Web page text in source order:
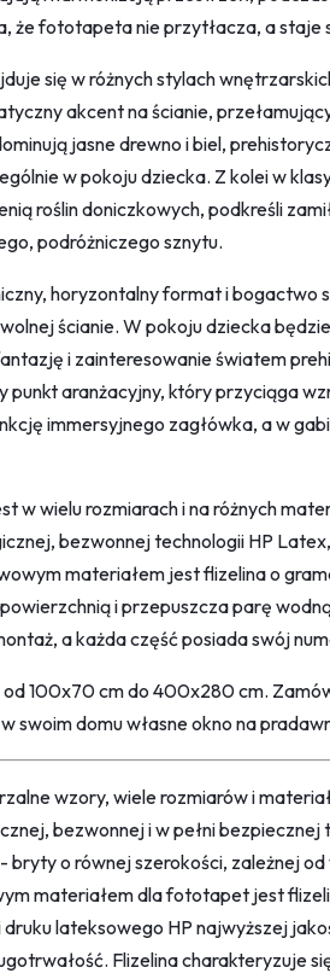
że fototapeta nie przytłacza, a staje
się w różnych stylach
akcent na ścianie,
jasne drewno i biel,
w pokoju dziecka. Z kolei w
roślin doniczkowych, podkreśli
podróżniczego sznytu.
horyzontalny format i
ścianie. W pokoju dziecka
i zainteresowanie światem
punkt aranżacyjny, który przyciąga
immersyjnego zagłówka, a w
w wielu rozmiarach i na różnych
bezwonnej technologii HP
materiałem jest flizelina o
i przepuszcza parę
a każda część posiada swój
100x70 cm do 400x280 cm.
swoim domu własne okno na
wzory, wiele rozmiarów i
bezwonnej i w pełni
bryty o równej szerokości, zależnej
materiałem dla fototapet jest
lateksowego HP najwyższej
Flizelina charakteryzuje